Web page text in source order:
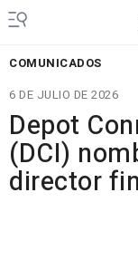
COMUNICADOS
6 DE JULIO DE 2026
Depot
(DCI)
director